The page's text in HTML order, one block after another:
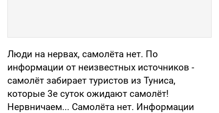
Люди на нервах, самолёта нет. По
информации от неизвестных источников -
самолёт забирает туристов из Туниса,
которые 3е суток ожидают самолёт!
Нервничаем... Самолёта нет. Информации